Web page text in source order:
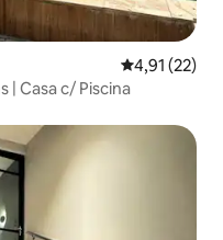
4,91 de uma
4,91 (22)
| Casa c/ Piscina